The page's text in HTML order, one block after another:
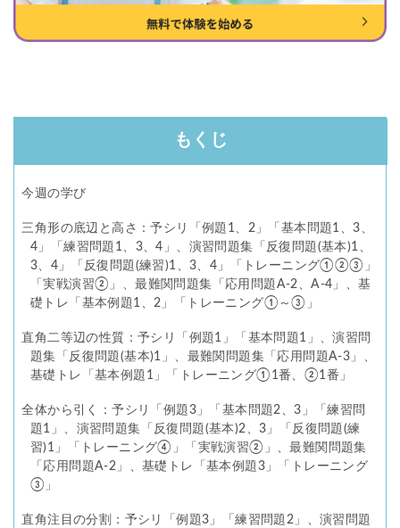
もくじ
今週の学び
三角形の底辺と高さ：予シリ「例題1、2」「基本問題1、3、
4」「練習問題1、3、4」、演習問題集「反復問題(基本)1、
3、4」「反復問題(練習)1、3、4」「トレーニング①②③」
「実戦演習②」、最難関問題集「応用問題A-2、A-4」、基
礎トレ「基本例題1、2」「トレーニング①～③」
直角二等辺の性質：予シリ「例題1」「基本問題1」、演習問
題集「反復問題(基本)1」、最難関問題集「応用問題A-3」、
基礎トレ「基本例題1」「トレーニング①1番、②1番」
全体から引く：予シリ「例題3」「基本問題2、3」「練習問
題1」、演習問題集「反復問題(基本)2、3」「反復問題(練
習)1」「トレーニング④」「実戦演習②」、最難関問題集
「応用問題A-2」、基礎トレ「基本例題3」「トレーニング
③」
直角注目の分割：予シリ「例題3」「練習問題2」、演習問題
検索